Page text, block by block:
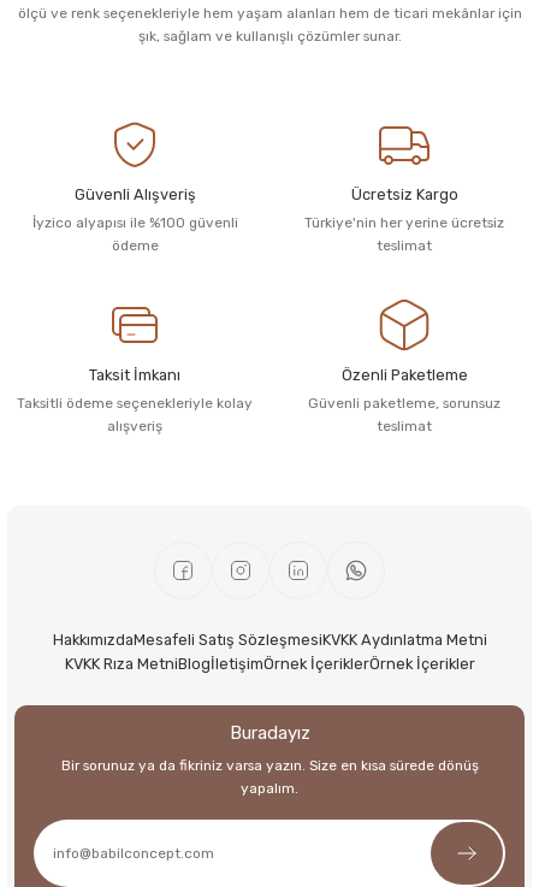
ölçü ve renk seçenekleriyle hem yaşam alanları hem de ticari mekânlar için
şık, sağlam ve kullanışlı çözümler sunar.
Güvenli Alışveriş
İyzico alyapısı ile %100 güvenli
ödeme
Ücretsiz Kargo
Türkiye'nin her yerine ücretsiz
teslimat
Taksit İmkanı
Taksitli ödeme seçenekleriyle kolay
alışveriş
Özenli Paketleme
Güvenli paketleme, sorunsuz
teslimat
HakkımızdaMesafeli Satış SözleşmesiKVKK Aydınlatma Metni
KVKK Rıza MetniBlogİletişimÖrnek İçeriklerÖrnek İçerikler
Buradayız
Bir sorunuz ya da fikriniz varsa yazın. Size en kısa sürede dönüş
yapalım.